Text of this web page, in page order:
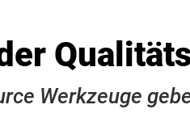
Werkzeuge